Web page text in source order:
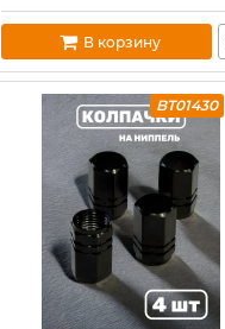
В корзину
BT01430